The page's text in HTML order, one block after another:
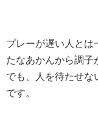
プレーが遅い人と
たなあかんから調
でも、人を待たせな
です。